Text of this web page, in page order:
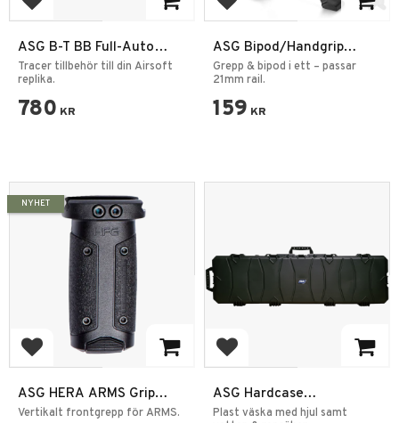
Add to favorites
ASG B-T BB Full-Auto
Tracer
Tracer tillbehör till din Airsoft
replika.
780 KR
Add to favorites
ASG Bipod/Handgrip
Fiberglass
Grepp & bipod i ett – passar
21mm rail.
159 KR
Add to favorites
ASG HERA ARMS Grip
Svart
Vertikalt frontgrepp för ARMS.
NYHET
Add to favorites
ASG Hardcase
Vapenväska IP67
Plast väska med hjul samt